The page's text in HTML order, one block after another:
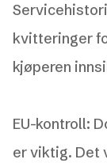
kvitteringer
kjøperen
EU-kontroll:
er viktig. Det